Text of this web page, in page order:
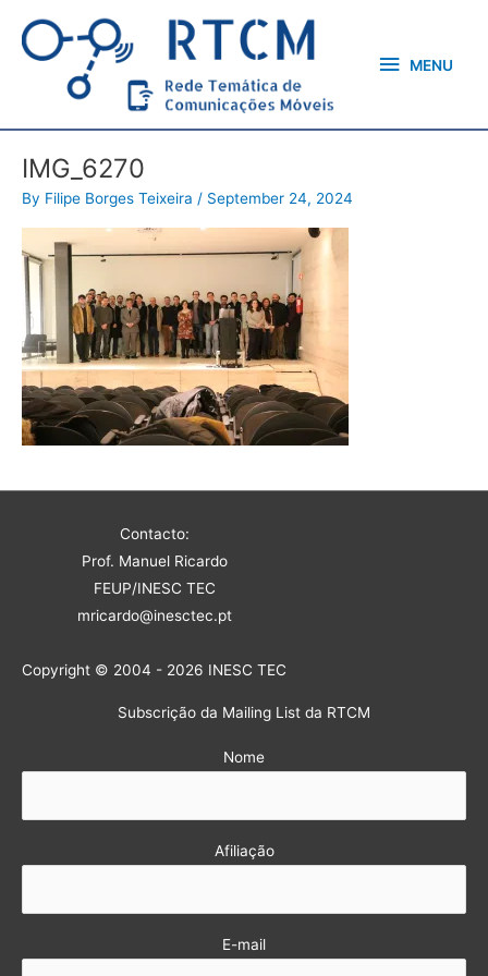
content
MENU
IMG_6270
By Filipe Borges Teixeira / September 24, 2024
Contacto:
Prof. Manuel Ricardo
FEUP/INESC TEC
mricardo@inesctec.pt
Copyright © 2004 - 2026 INESC TEC
Subscrição da Mailing List da RTCM
Nome
Afiliação
E-mail